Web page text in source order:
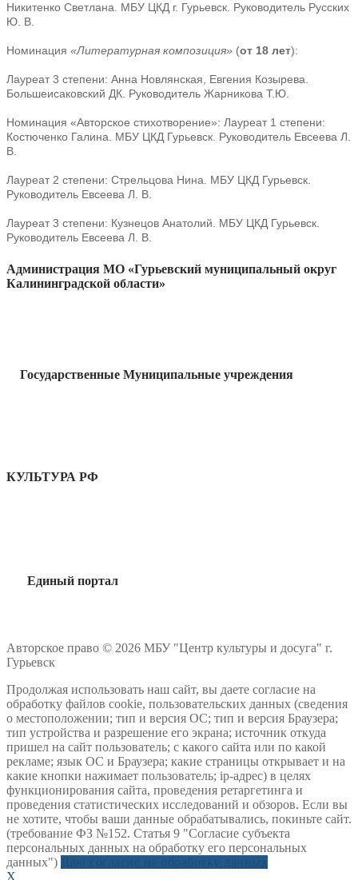
Никитенко Светлана. МБУ ЦКД г. Гурьевск. Руководитель Русских
Ю. В.
Номинация «Литературная композиция» (от 18 лет):
Лауреат 3 степени: Анна Новлянская, Евгения Козырева.
Большеисаковский ДК. Руководитель Жарникова Т.Ю.
Номинация «Авторское стихотворение»: Лауреат 1 степени:
Костюченко Галина. МБУ ЦКД Гурьевск. Руководитель Евсеева Л.
В.
Лауреат 2 степени: Стрельцова Нина. МБУ ЦКД Гурьевск.
Руководитель Евсеева Л. В.
Лауреат 3 степени: Кузнецов Анатолий. МБУ ЦКД Гурьевск.
Руководитель Евсеева Л. В.
Администрация МО «Гурьевский муниципальный округ
Калининградской области»
Государственные Муниципальные учреждения
КУЛЬТУРА РФ
Единый портал
Авторское право © 2026 МБУ "Центр культуры и досуга" г.
Гурьевск
Продолжая использовать наш сайт, вы даете согласие на
обработку файлов cookie, пользовательских данных (сведения
о местоположении; тип и версия ОС; тип и версия Браузера;
тип устройства и разрешение его экрана; источник откуда
пришел на сайт пользователь; с какого сайта или по какой
рекламе; язык ОС и Браузера; какие страницы открывает и на
какие кнопки нажимает пользователь; ip-адрес) в целях
функционирования сайта, проведения ретаргетинга и
проведения статистических исследований и обзоров. Если вы
не хотите, чтобы ваши данные обрабатывались, покиньте сайт.
(требование ФЗ №152. Статья 9 "Согласие субъекта
персональных данных на обработку его персональных
данных")
X